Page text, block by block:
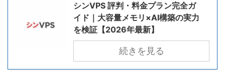
シンVPS 評判・料金プラン完全ガ
イド｜大容量メモリ×AI構築の実力
を検証【2026年最新】
続きを見る